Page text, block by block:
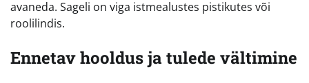
avaneda. Sageli on viga istmealustes pistikutes või
roolilindis.
Ennetav hooldus ja tulede vältimine